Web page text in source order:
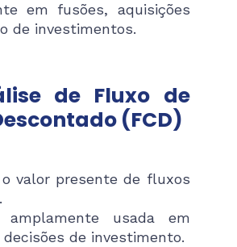
em fusões, aquisições
de investimentos.
de Fluxo de
(FCD)
valor presente de fluxos
usada em
de investimento.